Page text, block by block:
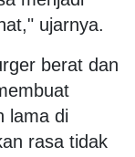
ujarnya.
berat dan
lama di
rasa tidak